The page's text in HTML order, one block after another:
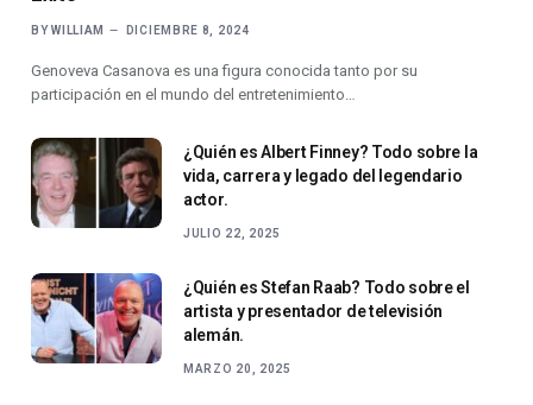
BY WILLIAM DICIEMBRE 8, 2024
Genoveva Casanova es una figura conocida tanto por su
participación en el mundo del entretenimiento…
¿Quién es Albert Finney? Todo sobre la
vida, carrera y legado del legendario
actor.
JULIO 22, 2025
¿Quién es Stefan Raab? Todo sobre el
artista y presentador de televisión
alemán.
MARZO 20, 2025